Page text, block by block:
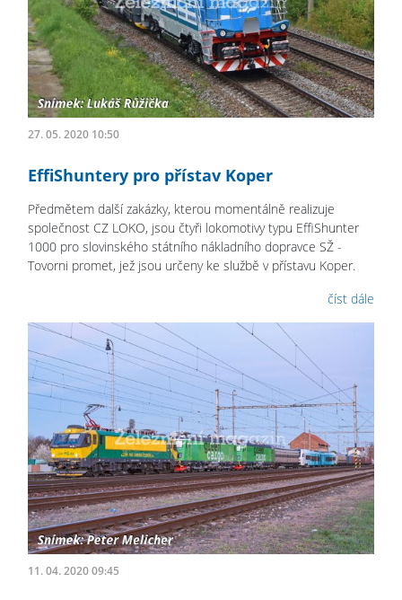
27. 05. 2020 10:50
EffiShuntery pro přístav Koper
Předmětem další zakázky, kterou momentálně realizuje
společnost CZ LOKO, jsou čtyři lokomotivy typu EffiShunter
1000 pro slovinského státního nákladního dopravce SŽ -
Tovorni promet, jež jsou určeny ke službě v přístavu Koper.
číst dále
11. 04. 2020 09:45